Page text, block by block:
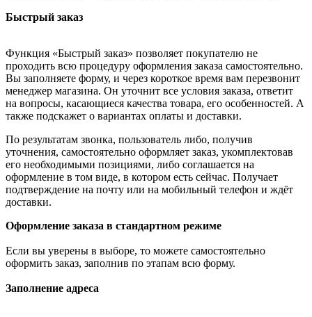
Быстрый заказ
Функция «Быстрый заказ» позволяет покупателю не
проходить всю процедуру оформления заказа самостоятельно.
Вы заполняете форму, и через короткое время вам перезвонит
менеджер магазина. Он уточнит все условия заказа, ответит
на вопросы, касающиеся качества товара, его особенностей. А
также подскажет о вариантах оплаты и доставки.
По результатам звонка, пользователь либо, получив
уточнения, самостоятельно оформляет заказ, укомплектовав
его необходимыми позициями, либо соглашается на
оформление в том виде, в котором есть сейчас. Получает
подтверждение на почту или на мобильный телефон и ждёт
доставки.
Оформление заказа в стандартном режиме
Если вы уверены в выборе, то можете самостоятельно
оформить заказ, заполнив по этапам всю форму.
Заполнение адреса